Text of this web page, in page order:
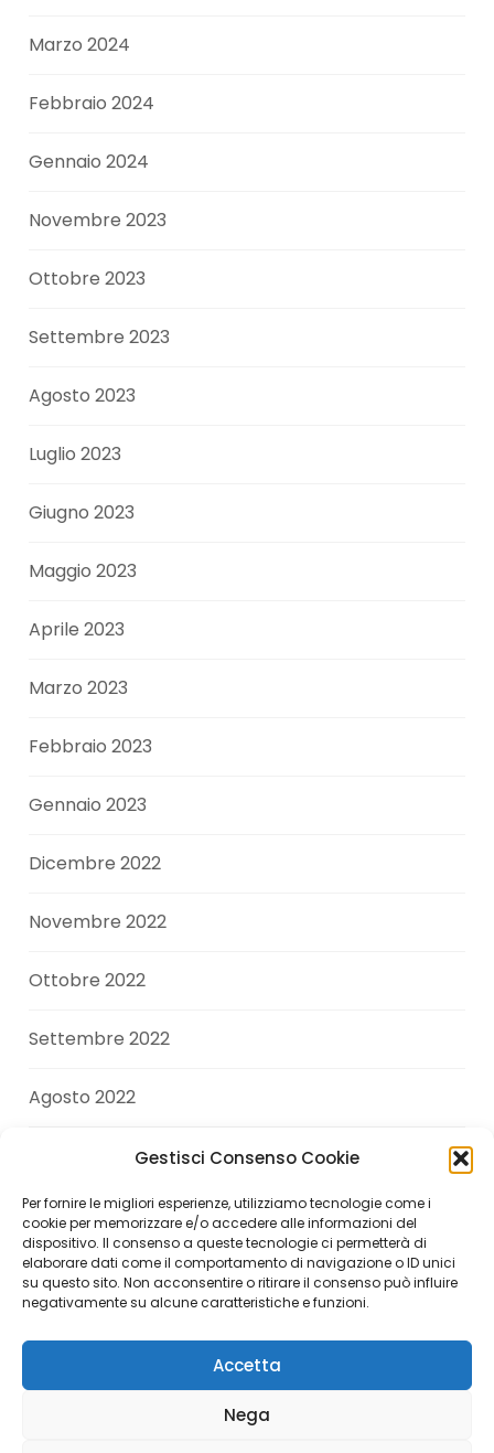
Gestisci Consenso Cookie
Per fornire le migliori esperienze, utilizziamo tecnologie come i
cookie per memorizzare e/o accedere alle informazioni del
dispositivo. Il consenso a queste tecnologie ci permetterà di
elaborare dati come il comportamento di navigazione o ID unici
su questo sito. Non acconsentire o ritirare il consenso può influire
negativamente su alcune caratteristiche e funzioni.
Accetta
Nega
Marzo 2024
Febbraio 2024
Gennaio 2024
Novembre 2023
Ottobre 2023
Settembre 2023
Agosto 2023
Luglio 2023
Giugno 2023
Maggio 2023
Aprile 2023
Marzo 2023
Febbraio 2023
Gennaio 2023
Dicembre 2022
Novembre 2022
Ottobre 2022
Settembre 2022
Agosto 2022
Giugno 2022
Aprile 2022
Copyright © 2026 Andrea Di Giuseppe. All Rights
Reserved.